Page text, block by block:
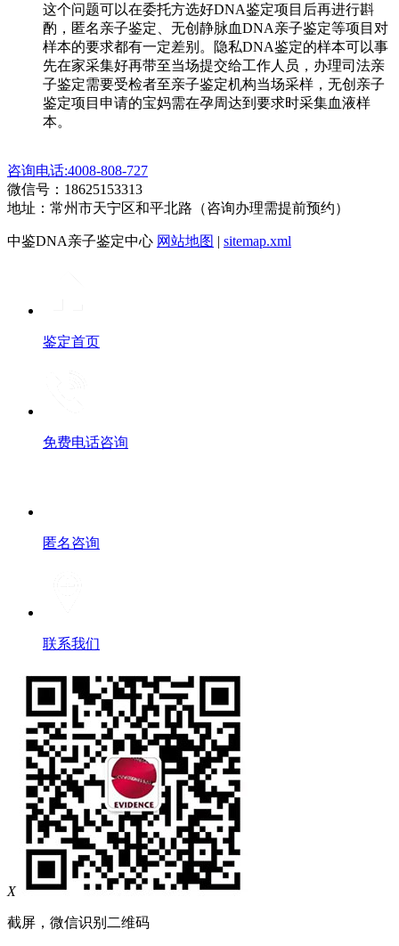
这个问题可以在委托方选好DNA鉴定项目后再进行斟
酌，匿名亲子鉴定、无创静脉血DNA亲子鉴定等项目对
样本的要求都有一定差别。隐私DNA鉴定的样本可以事
先在家采集好再带至当场提交给工作人员，办理司法亲
子鉴定需要受检者至亲子鉴定机构当场采样，无创亲子
鉴定项目申请的宝妈需在孕周达到要求时采集血液样
本。
咨询电话:4008-808-727
微信号：18625153313
地址：常州市天宁区和平北路（咨询办理需提前预约）
中鉴DNA亲子鉴定中心 网站地图 | sitemap.xml
鉴定首页
免费电话咨询
匿名咨询
联系我们
X
截屏，微信识别二维码